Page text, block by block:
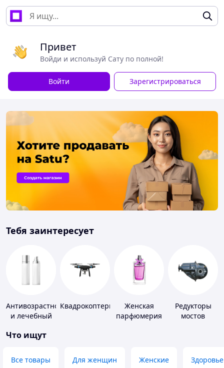
Привет
Войди и используй Сату по полной!
Войти Зарегистрироваться
Тебя заинтересует
Антивозрастной
и лечебный
Квадрокоптеры
Женская
парфюмерия
Редукторы
мостов
Что ищут
Все товары Для женщин Женские Здоровье